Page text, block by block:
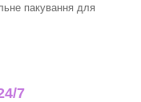
пакування для
7